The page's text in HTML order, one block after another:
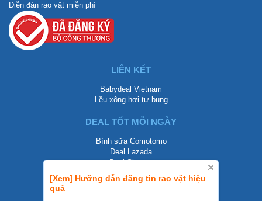
[Xem] Hưỡng dẫn đăng tin rao vặt hiệu
quả
Diễn đàn rao vặt miễn phí
LIÊN KẾT
Babydeal Vietnam
Lều xông hơi tự bung
DEAL TỐT MỖI NGÀY
Bình sữa Comotomo
Deal Lazada
Deal Shopee
LIÊN HỆ